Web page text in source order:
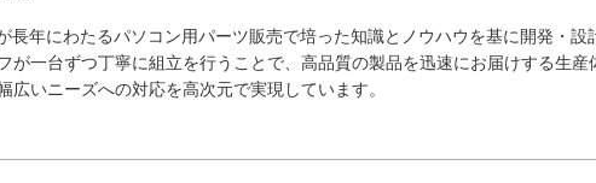
長年にわたるパソコン用パーツ販売で培った知識とノウハウを基に開発・設
が一台ずつ丁寧に組立を行うことで、高品質の製品を迅速にお届けする生産
広いニーズへの対応を高次元で実現しています。